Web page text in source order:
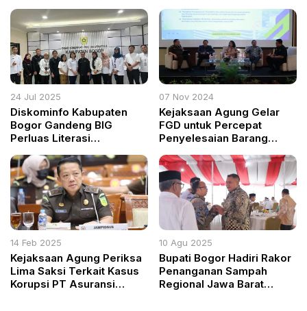
24 Jul 2025
Diskominfo Kabupaten
Bogor Gandeng BIG
Perluas Literasi
07 Nov 2024
Kejaksaan Agung Gelar
FGD untuk Percepat
Penyelesaian Barang
Eksekusi
14 Feb 2025
Kejaksaan Agung Periksa
Lima Saksi Terkait Kasus
Korupsi PT Asuransi
10 Agu 2025
Bupati Bogor Hadiri Rakor
Penanganan Sampah
Regional Jawa Barat